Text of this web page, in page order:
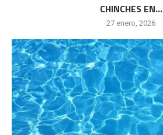
CHINCHES EN...
27 enero, 2026